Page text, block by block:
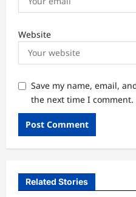
Website
Save my name, email,
the next time I comment.
Related Stories